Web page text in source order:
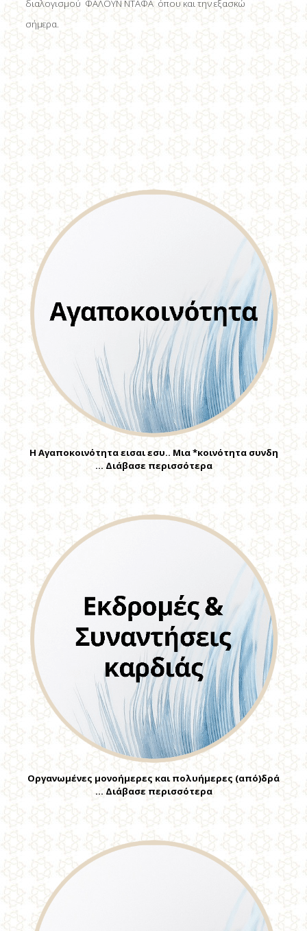
διαλογισμού ΦΑΛΟΥΝ ΝΤΑΦΑ όπου και την εξασκώ
σήμερα.
Η Αγαποκοινότητα εισαι εσυ.. Μια *κοινότητα συνδη
… Διάβασε περισσότερα
Οργανωμένες μονοήμερες και πολυήμερες (από)δρά
… Διάβασε περισσότερα